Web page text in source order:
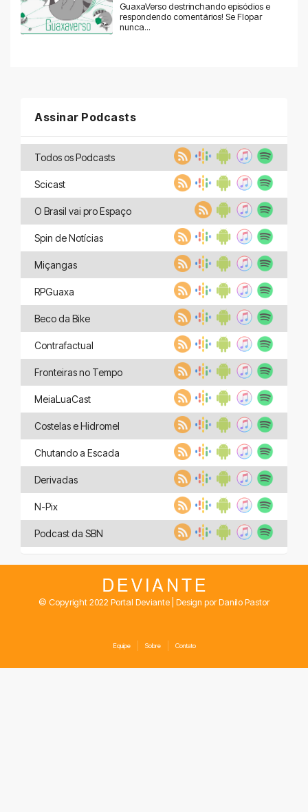
GuaxaVerso destrinchando episódios e
respondendo comentários! Se Flopar
nunca...
Assinar Podcasts
Todos os Podcasts
Scicast
O Brasil vai pro Espaço
Spin de Notícias
Miçangas
RPGuaxa
Beco da Bike
Contrafactual
Fronteiras no Tempo
MeiaLuaCast
Costelas e Hidromel
Chutando a Escada
Derivadas
N-Pix
Podcast da SBN
© Copyright 2022 Portal Deviante | Design por Danilo Pastor
Equipe Sobre Contato